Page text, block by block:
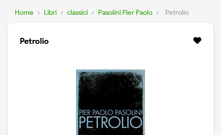
Home › Libri › classici › Pasolini Pier Paolo › Petrolio
Petrolio